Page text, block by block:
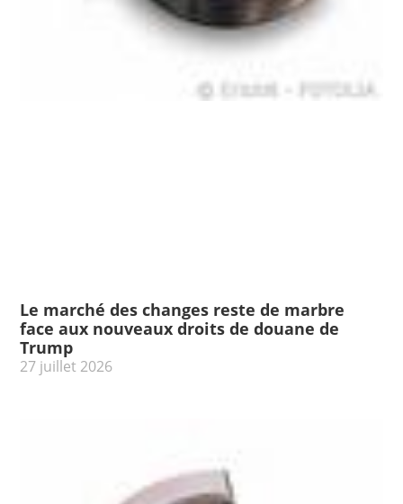
Le marché des changes reste de marbre
face aux nouveaux droits de douane de
Trump
27 juillet 2026